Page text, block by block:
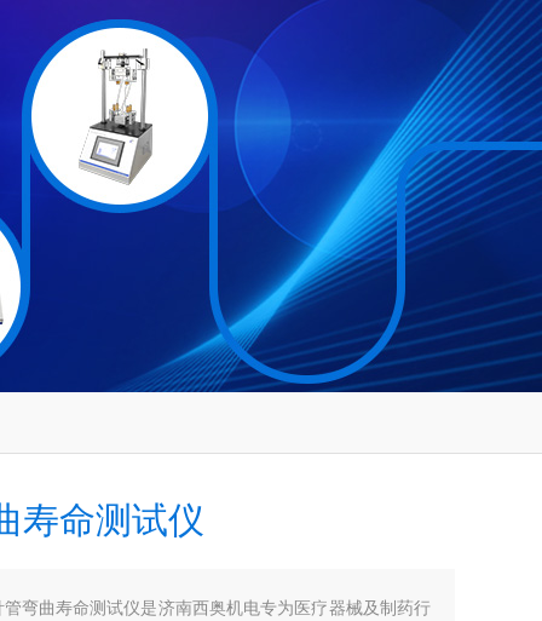
寿命测试仪
管弯曲寿命测试仪是济南西奥机电专为医疗器械及制药行